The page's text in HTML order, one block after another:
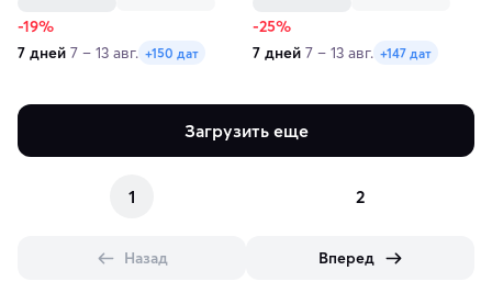
-19%
7 дней 7 – 13 авг. +150 дат
-25%
7 дней 7 – 13 авг. +147 дат
Загрузить еще
1 2
Назад Вперед